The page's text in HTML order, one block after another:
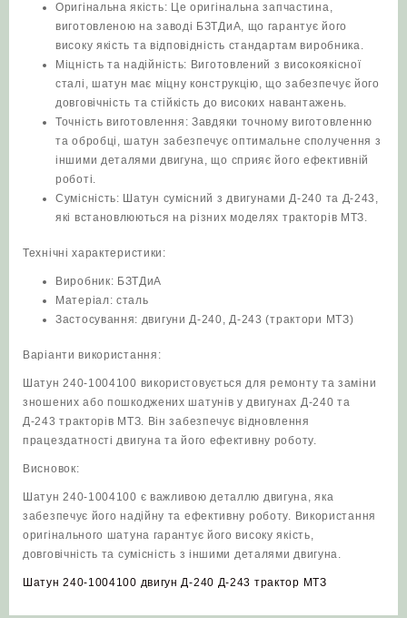
Оригінальна якість: Це оригінальна запчастина,
виготовленою на заводі БЗТДиА, що гарантує його
високу якість та відповідність стандартам виробника.
Міцність та надійність: Виготовлений з високоякісної
сталі, шатун має міцну конструкцію, що забезпечує його
довговічність та стійкість до високих навантажень.
Точність виготовлення: Завдяки точному виготовленню
та обробці, шатун забезпечує оптимальне сполучення з
іншими деталями двигуна, що сприяє його ефективній
роботі.
Сумісність: Шатун сумісний з двигунами Д-240 та Д-243,
які встановлюються на різних моделях тракторів МТЗ.
Технічні характеристики:
Виробник: БЗТДиА
Матеріал: сталь
Застосування: двигуни Д-240, Д-243 (трактори МТЗ)
Варіанти використання:
Шатун 240-1004100 використовується для ремонту та заміни
зношених або пошкоджених шатунів у двигунах Д-240 та
Д-243 тракторів МТЗ. Він забезпечує відновлення
працездатності двигуна та його ефективну роботу.
Висновок:
Шатун 240-1004100 є важливою деталлю двигуна, яка
забезпечує його надійну та ефективну роботу. Використання
оригінального шатуна гарантує його високу якість,
довговічність та сумісність з іншими деталями двигуна.
Шатун 240-1004100 двигун Д-240 Д-243 трактор МТЗ